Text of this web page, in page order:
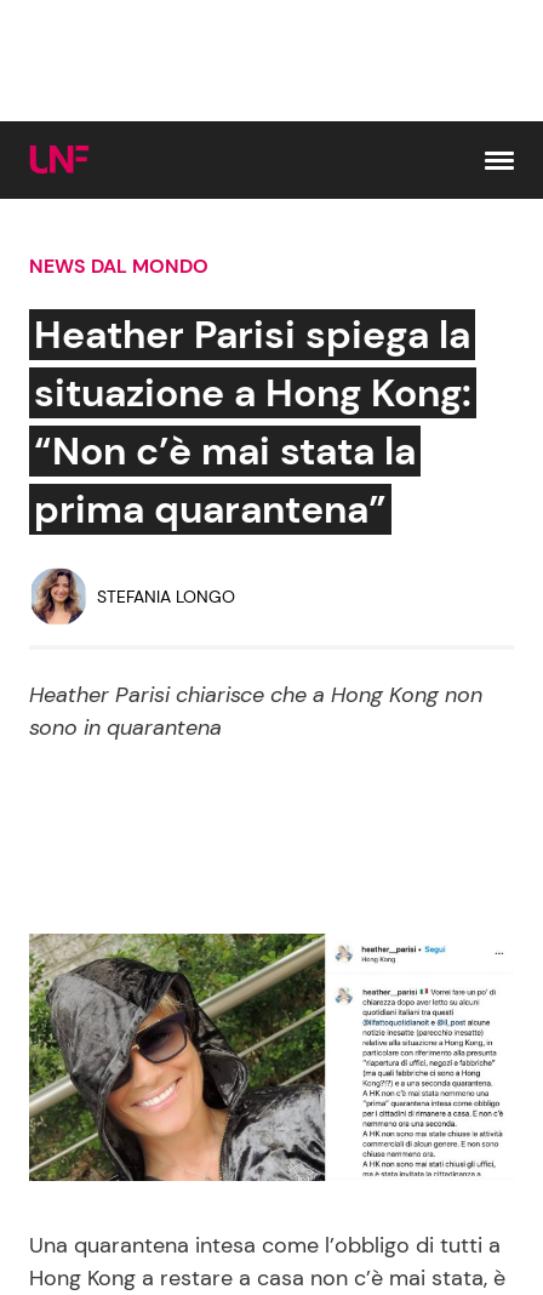
Cerca:
News e Cronaca
Attualità Italiana
Dal Mondo
Economia
Persone Scomparse
Politica
Gossip e TV
Bellezze VIP
Coppie VIP
Reality e Talent
News Musica
News Spettacolo
Benessere
Casa
Moda e Style
Cucina e Ricette
Consigli di Cucina
Dolci
NEWS DAL MONDO
Heather Parisi spiega la
situazione a Hong Kong:
“Non c’è mai stata la
prima quarantena”
STEFANIA LONGO
Heather Parisi chiarisce che a Hong Kong non
sono in quarantena
Una quarantena intesa come l’obbligo di tutti a
Hong Kong a restare a casa non c’è mai stata, è